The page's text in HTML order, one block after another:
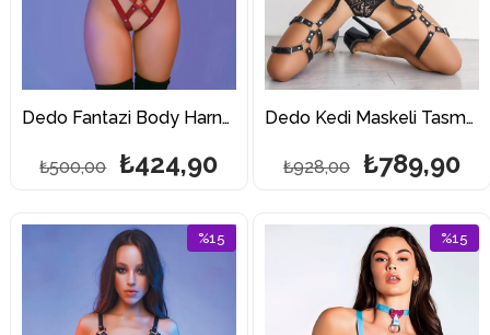
Dedo Fantazi Body Harness
₺424,90
₺500,00
Dedo Kedi Maskeli Tasmalı Fantazi Harness
₺789,90
₺928,00
%15
%15
İndirim